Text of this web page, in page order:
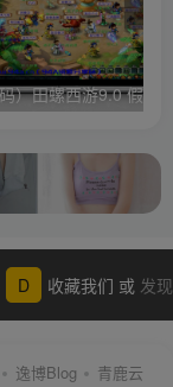
D 收藏我们 或 发现
逸博Blog 青鹿云